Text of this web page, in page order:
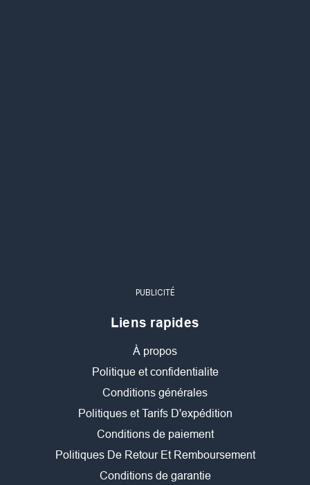
PUBLICITÉ
Liens rapides
À propos
Politique et confidentialite
Conditions générales
Politiques et Tarifs D'expédition
Conditions de paiement
Politiques De Retour Et Remboursement
Conditions de garantie